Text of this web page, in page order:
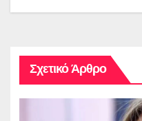
Σχετικό Άρθρο